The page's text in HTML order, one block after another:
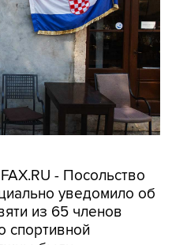
- Посольство
уведомило об
из 65 членов
спортивной